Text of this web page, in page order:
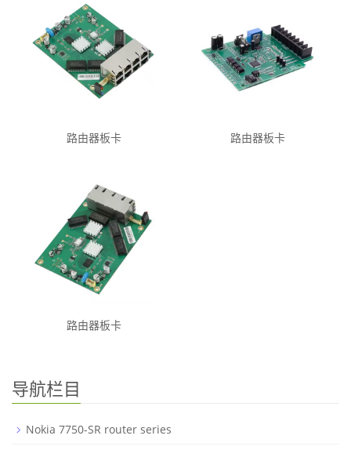
路由器板卡 路由器板卡
路由器板卡
导航栏目
Nokia 7750-SR router series